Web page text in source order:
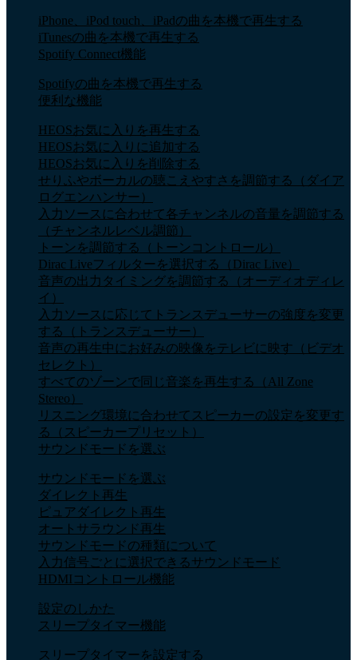
iPhone、iPod touch、iPadの曲を本機で再生する
iTunesの曲を本機で再生する
Spotify Connect機能
Spotifyの曲を本機で再生する
便利な機能
HEOSお気に入りを再生する
HEOSお気に入りに追加する
HEOSお気に入りを削除する
せりふやボーカルの聴こえやすさを調節する（ダイア
ログエンハンサー）
入力ソースに合わせて各チャンネルの音量を調節する
（チャンネルレベル調節）
トーンを調節する（トーンコントロール）
Dirac Liveフィルターを選択する（Dirac Live）
音声の出力タイミングを調節する（オーディオディレ
イ）
入力ソースに応じてトランスデューサーの強度を変更
する（トランスデューサー）
音声の再生中にお好みの映像をテレビに映す（ビデオ
セレクト）
すべてのゾーンで同じ音楽を再生する（All Zone
Stereo）
リスニング環境に合わせてスピーカーの設定を変更す
る（スピーカープリセット）
サウンドモードを選ぶ
サウンドモードを選ぶ
ダイレクト再生
ピュアダイレクト再生
オートサラウンド再生
サウンドモードの種類について
入力信号ごとに選択できるサウンドモード
HDMIコントロール機能
設定のしかた
スリープタイマー機能
スリープタイマーを設定する